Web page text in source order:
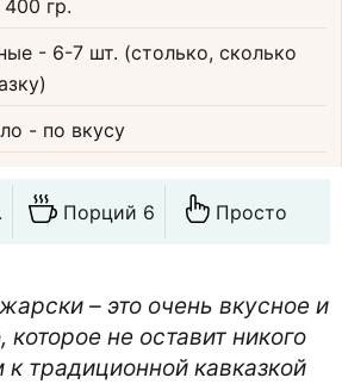
гр.
- 6-7 шт. (столько, сколько
- по вкусу
Порций 6 Просто
– это очень вкусное и
не оставит никого
традиционной кавказкой